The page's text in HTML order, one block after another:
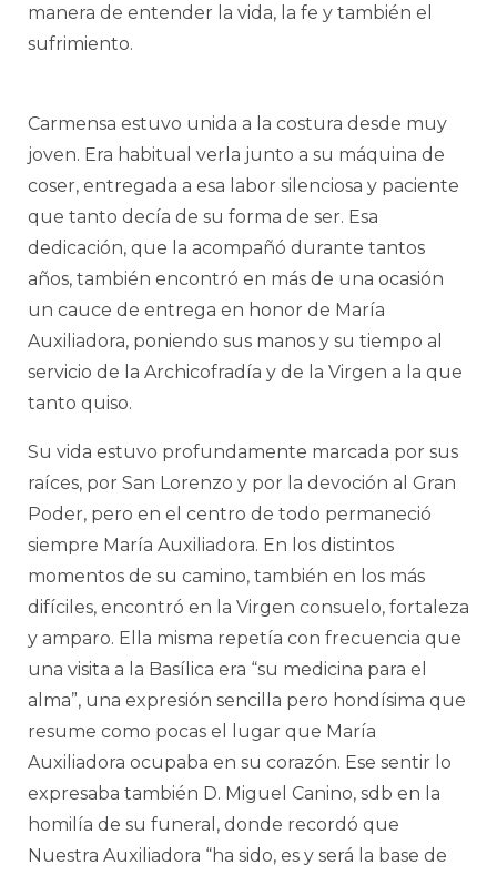
manera de entender la vida, la fe y también el
sufrimiento.
Carmensa estuvo unida a la costura desde muy
joven. Era habitual verla junto a su máquina de
coser, entregada a esa labor silenciosa y paciente
que tanto decía de su forma de ser. Esa
dedicación, que la acompañó durante tantos
años, también encontró en más de una ocasión
un cauce de entrega en honor de María
Auxiliadora, poniendo sus manos y su tiempo al
servicio de la Archicofradía y de la Virgen a la que
tanto quiso.
Su vida estuvo profundamente marcada por sus
raíces, por San Lorenzo y por la devoción al Gran
Poder, pero en el centro de todo permaneció
siempre María Auxiliadora. En los distintos
momentos de su camino, también en los más
difíciles, encontró en la Virgen consuelo, fortaleza
y amparo. Ella misma repetía con frecuencia que
una visita a la Basílica era “su medicina para el
alma”, una expresión sencilla pero hondísima que
resume como pocas el lugar que María
Auxiliadora ocupaba en su corazón. Ese sentir lo
expresaba también D. Miguel Canino, sdb en la
homilía de su funeral, donde recordó que
Nuestra Auxiliadora “ha sido, es y será la base de